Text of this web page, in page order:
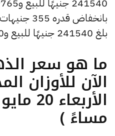
بانخفاض
بلغ 241540 جنيهًا للبيع و240120 جنيهًا للشراء.
الآن للأوزان
مساءً )